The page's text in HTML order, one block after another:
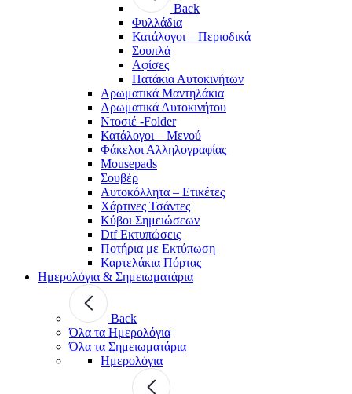
Back
Φυλλάδια
Κατάλογοι – Περιοδικά
Σουπλά
Αφίσες
Πατάκια Αυτοκινήτων
Αρωματικά Μαντηλάκια
Αρωματικά Αυτοκινήτου
Ντοσιέ -Folder
Κατάλογοι – Μενού
Φάκελοι Αλληλογραφίας
Mousepads
Σουβέρ
Αυτοκόλλητα – Ετικέτες
Χάρτινες Τσάντες
Κύβοι Σημειώσεων
Dtf Εκτυπώσεις
Ποτήρια με Εκτύπωση
Καρτελάκια Πόρτας
Ημερολόγια & Σημειωματάρια
Back
Όλα τα Ημερολόγια
Όλα τα Σημειωματάρια
Ημερολόγια